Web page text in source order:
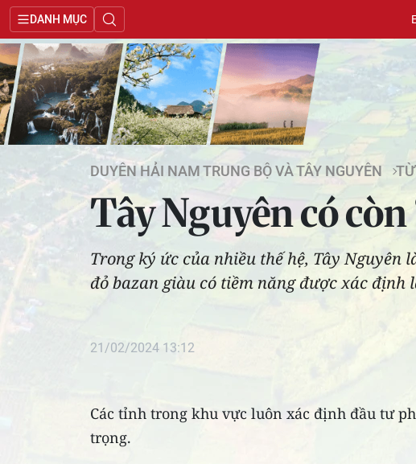
DANH MỤC
DUYÊN HẢI NAM TRUNG BỘ VÀ TÂY NGUYÊN
Tây Nguyên có còn
Trong ký ức của nhiều thế hệ, Tây
đỏ bazan giàu có tiềm năng được xác
21/02/2024 13:12
Các tỉnh trong khu vực luôn xác định đầu tư
trọng.